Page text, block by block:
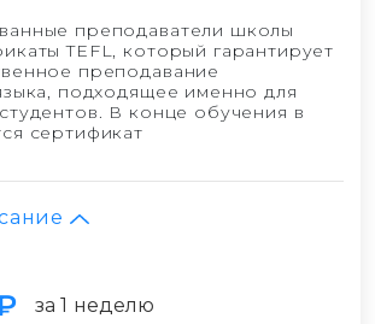
преподаватели школы
TEFL, который гарантирует
преподавание
подходящее именно для
В конце обучения в
сертификат
за 1 неделю